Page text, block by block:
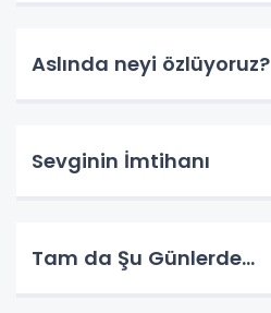
Aslında neyi özlüyoruz?
Sevginin İmtihanı
Tam da Şu Günlerde...